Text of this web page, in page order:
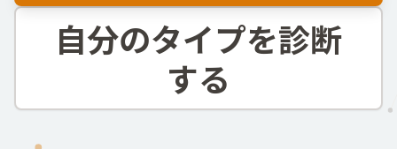
自分のタイプを診断
する